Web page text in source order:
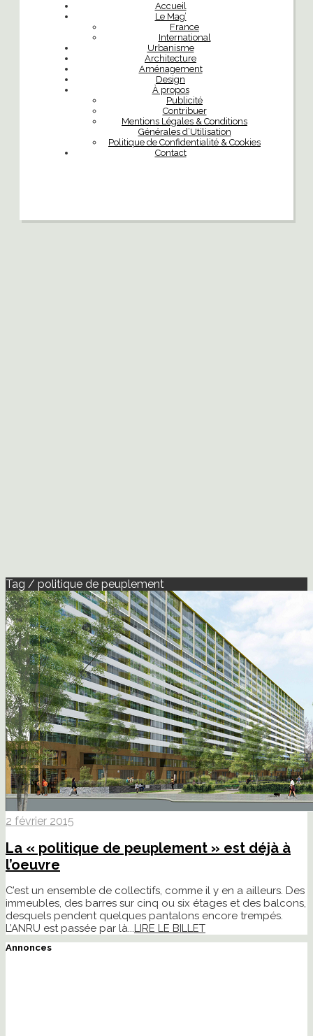
Accueil
Le Mag’
France
International
Urbanisme
Architecture
Aménagement
Design
À propos
Publicité
Contribuer
Mentions Légales & Conditions
Générales d’Utilisation
Politique de Confidentialité & Cookies
Contact
Tag / politique de peuplement
2 février 2015
La « politique de peuplement » est déjà à
l’oeuvre
C’est un ensemble de collectifs, comme il y en a ailleurs. Des
immeubles, des barres sur cinq ou six étages et des balcons,
desquels pendent quelques pantalons encore trempés.
L’ANRU est passée par là...LIRE LE BILLET
Annonces